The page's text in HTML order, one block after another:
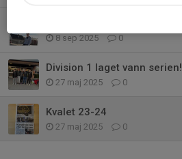
8 sep 2025 0
Division 1 laget vann serien!
27 maj 2025 0
Kvalet 23-24
27 maj 2025 0